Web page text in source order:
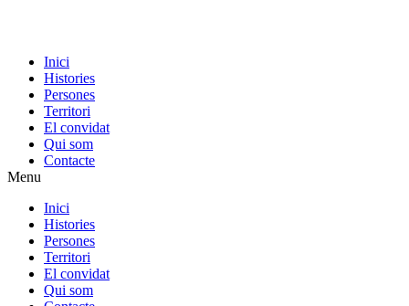
Inici
Histories
Persones
Territori
El convidat
Qui som
Contacte
Menu
Inici
Histories
Persones
Territori
El convidat
Qui som